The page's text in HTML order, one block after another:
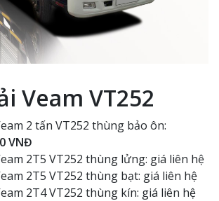
Veam VT252
2 tấn VT252 thùng bảo ôn:
VNĐ
2T5 VT252 thùng lửng: giá liên hệ
2T5 VT252 thùng bạt: giá liên hệ
2T4 VT252 thùng kín: giá liên hệ